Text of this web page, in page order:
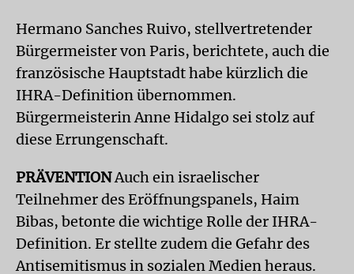
Hermano Sanches Ruivo, stellvertretender
Bürgermeister von Paris, berichtete, auch die
französische Hauptstadt habe kürzlich die
IHRA-Definition übernommen.
Bürgermeisterin Anne Hidalgo sei stolz auf
diese Errungenschaft.
PRÄVENTIONAuch ein israelischer
Teilnehmer des Eröffnungspanels, Haim
Bibas, betonte die wichtige Rolle der IHRA-
Definition. Er stellte zudem die Gefahr des
Antisemitismus in sozialen Medien heraus.